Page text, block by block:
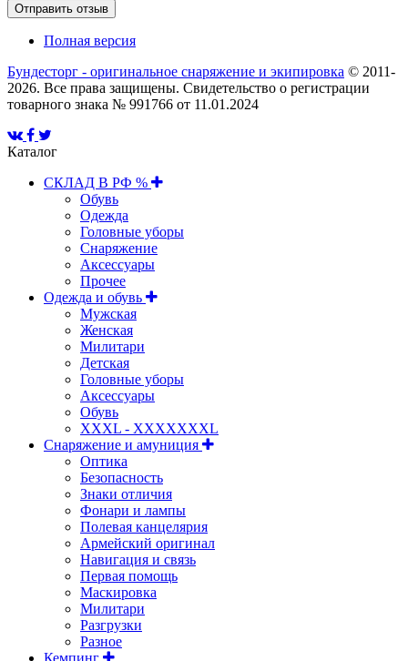
Полная версия
Бундесторг - оригинальное снаряжение и экипировка © 2011-
2026. Все права защищены. Свидетельство о регистрации
товарного знака № 991766 от 11.01.2024
Каталог
СКЛАД В РФ %
Обувь
Одежда
Головные уборы
Снаряжение
Аксессуары
Прочее
Одежда и обувь
Мужская
Женская
Милитари
Детская
Головные уборы
Аксессуары
Обувь
XXXL - XXXXXXXL
Снаряжение и амуниция
Оптика
Безопасность
Знаки отличия
Фонари и лампы
Полевая канцелярия
Армейский оригинал
Навигация и связь
Первая помощь
Маскировка
Милитари
Разгрузки
Разное